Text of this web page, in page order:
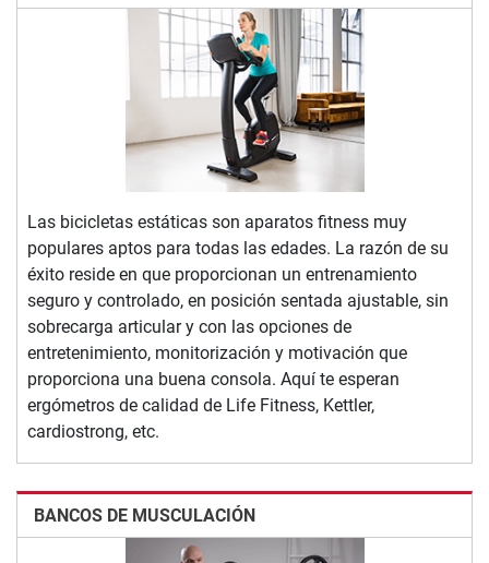
Las bicicletas estáticas son aparatos fitness muy
populares aptos para todas las edades. La razón de su
éxito reside en que proporcionan un entrenamiento
seguro y controlado, en posición sentada ajustable, sin
sobrecarga articular y con las opciones de
entretenimiento, monitorización y motivación que
proporciona una buena consola. Aquí te esperan
ergómetros de calidad de Life Fitness, Kettler,
cardiostrong, etc.
BANCOS DE MUSCULACIÓN